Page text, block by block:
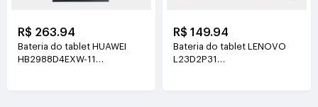
R$ 263.94
Bateria do tablet HUAWEI
HB2988D4EXW-11
R$ 149.94
Bateria do tablet LENOVO
L23D2P31